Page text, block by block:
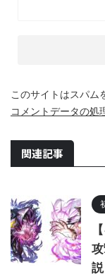
このサイトはスパム
コメントデータの処
関連記事